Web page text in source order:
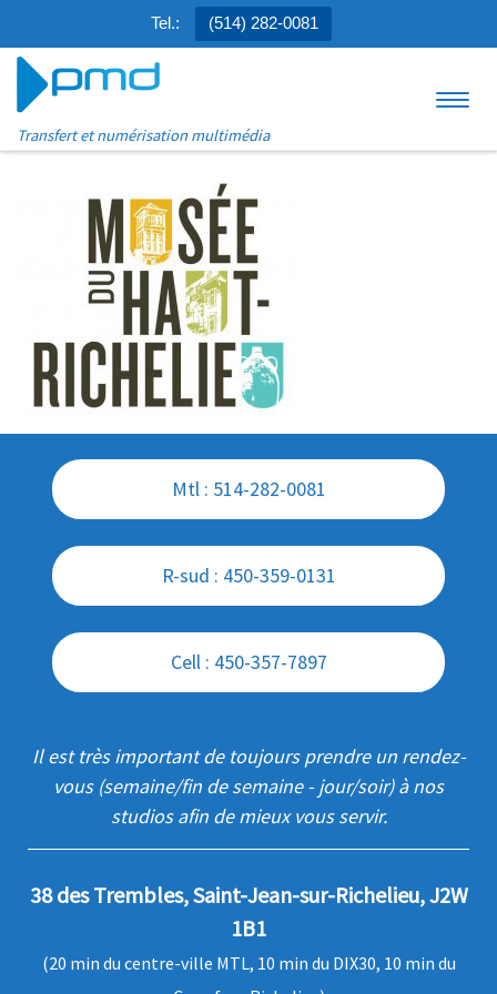
Tel.: (514) 282-0081
Transfert et numérisation multimédia
Mtl : 514-282-0081
R-sud : 450-359-0131
Cell : 450-357-7897
Il est très important de toujours prendre un rendez-
vous (semaine/fin de semaine - jour/soir) à nos
studios afin de mieux vous servir.
38 des Trembles, Saint-Jean-sur-Richelieu, J2W
1B1
(20 min du centre-ville MTL, 10 min du DIX30, 10 min du